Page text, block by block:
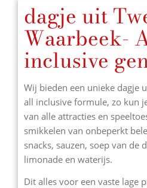
dagje uit
Waarbeek-
inclusive
Wij bieden een unieke dagje
all inclusive formule, zo kun
van alle attracties en
smikkelen van onbeperkt
snacks, sauzen, soep van de
limonade en waterijs.
Dit alles voor een vaste lage